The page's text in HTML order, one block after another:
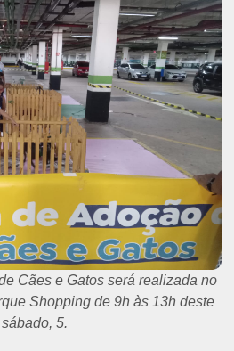
Cães e Gatos será realizada no
Shopping de 9h às 13h deste
sábado, 5.